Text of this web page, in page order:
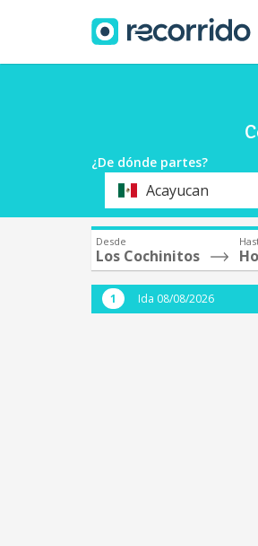
¿De dónde partes?
OrigenAcayucan
Desde
Los Cochinitos
Ida 08/08/2026